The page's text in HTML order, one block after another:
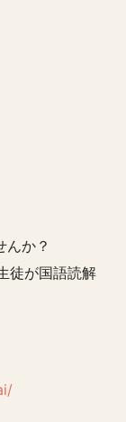
んか？
徒が国語読解